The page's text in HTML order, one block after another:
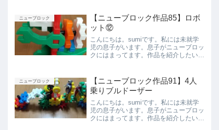
ました。また紹介します。
ニューブロック
【ニューブロック作品85】ロボ
ット⑫
こんにちは。sumiです。私には未就学
児の息子がいます。息子がニューブロッ
クにはまってます。作品を紹介したいと
子が作ったロボット⑫を紹介しました。
また紹介します。
ニューブロック
【ニューブロック作品91】4人
乗りブルドーザー
こんにちは。sumiです。私には未就学
児の息子がいます。息子がニューブロッ
クにはまってます。作品を紹介したいと